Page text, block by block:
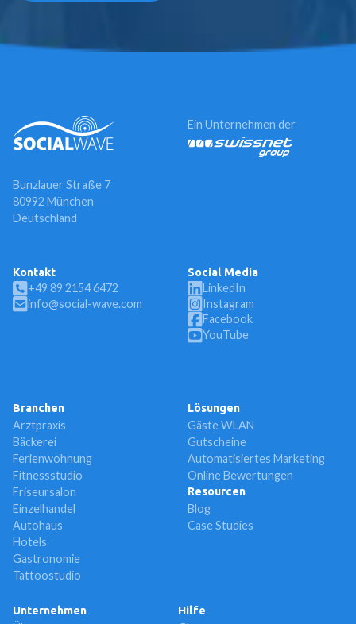
Bunzlauer Straße 7
80992 München
Deutschland
Ein Unternehmen der
Kontakt
+49 89 2154 6472
info@social-wave.com
Social Media
LinkedIn
Instagram
Facebook
YouTube
Branchen
Arztpraxis
Bäckerei
Ferienwohnung
Fitnessstudio
Friseursalon
Einzelhandel
Autohaus
Hotels
Gastronomie
Tattoostudio
Lösungen
Gäste WLAN
Gutscheine
Automatisiertes Marketing
Online Bewertungen
Resourcen
Blog
Case Studies
Unternehmen Hilfe